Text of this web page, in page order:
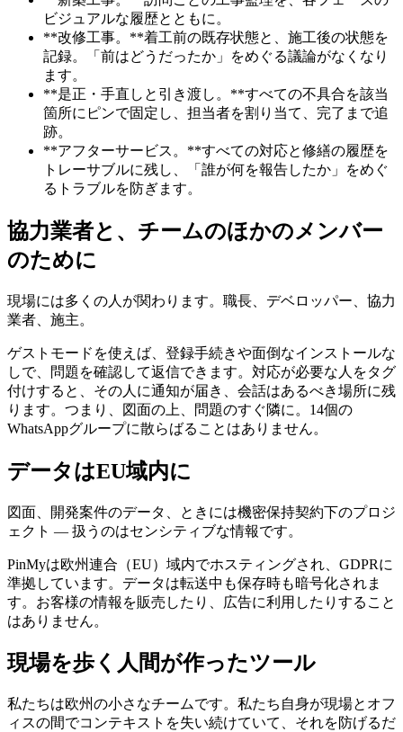
ビジュアルな履歴とともに。
**改修工事。**着工前の既存状態と、施工後の状態を
記録。「前はどうだったか」をめぐる議論がなくなり
ます。
**是正・手直しと引き渡し。**すべての不具合を該当
箇所にピンで固定し、担当者を割り当て、完了まで追
跡。
**アフターサービス。**すべての対応と修繕の履歴を
トレーサブルに残し、「誰が何を報告したか」をめぐ
るトラブルを防ぎます。
協力業者と、チームのほかのメンバー
のために
現場には多くの人が関わります。職長、デベロッパー、協力
業者、施主。
ゲストモードを使えば、登録手続きや面倒なインストールな
しで、問題を確認して返信できます。対応が必要な人をタグ
付けすると、その人に通知が届き、会話はあるべき場所に残
ります。つまり、図面の上、問題のすぐ隣に。14個の
WhatsAppグループに散らばることはありません。
データはEU域内に
図面、開発案件のデータ、ときには機密保持契約下のプロジ
ェクト ― 扱うのはセンシティブな情報です。
PinMyは欧州連合（EU）域内でホスティングされ、GDPRに
準拠しています。データは転送中も保存時も暗号化されま
す。お客様の情報を販売したり、広告に利用したりすること
はありません。
現場を歩く人間が作ったツール
私たちは欧州の小さなチームです。私たち自身が現場とオフ
ィスの間でコンテキストを失い続けていて、それを防げるだ